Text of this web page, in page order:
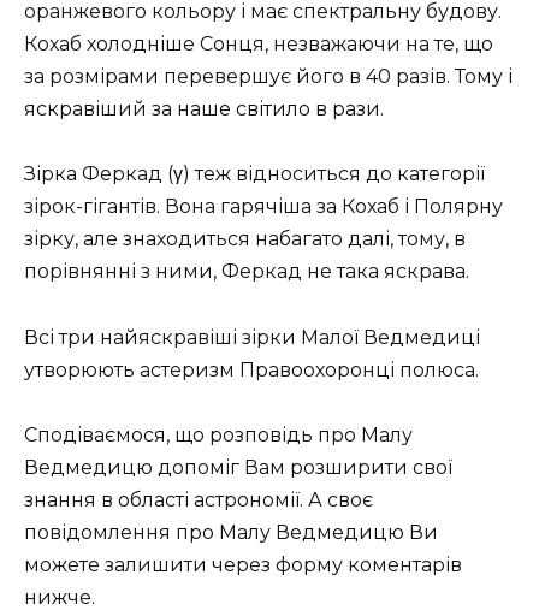
оранжевого кольору і має спектральну будову.
Кохаб холодніше Сонця, незважаючи на те, що
за розмірами перевершує його в 40 разів. Тому і
яскравіший за наше світило в рази.
Зірка Феркад (γ) теж відноситься до категорії
зірок-гігантів. Вона гарячіша за Кохаб і Полярну
зірку, але знаходиться набагато далі, тому, в
порівнянні з ними, Феркад не така яскрава.
Всі три найяскравіші зірки Малої Ведмедиці
утворюють астеризм Правоохоронці полюса.
Сподіваємося, що розповідь про Малу
Ведмедицю допоміг Вам розширити свої
знання в області астрономії. А своє
повідомлення про Малу Ведмедицю Ви
можете залишити через форму коментарів
нижче.